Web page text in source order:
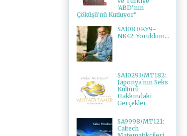
'ABD’nin
Çöküşü'nü Kutluyor"
SA1083/KY9-
NK42: Yoruldum...
SA10293/MT182:
Japonya'nın Seks
Kültürü
Hakkındaki
Gerçekler
SA9998/MT121:
Caltech